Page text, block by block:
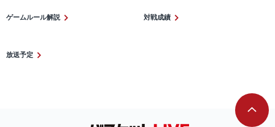
ゲームルール解説 対戦成績
放送予定